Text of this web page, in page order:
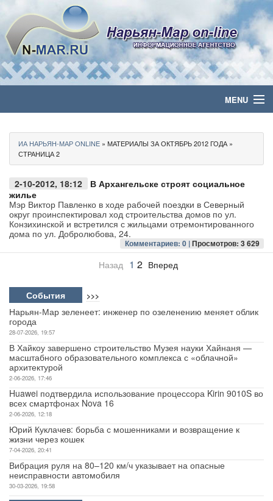
MENU
Политика
Бизнес
Общество
Культура
Авто
Спорт
Контакты
ИА НАРЬЯН-МАР ONLINE » МАТЕРИАЛЫ ЗА ОКТЯБРЬ 2012 ГОДА »
СТРАНИЦА 2
2-10-2012, 18:12
В Архангельске строят социальное
жилье
Мэр Виктор Павленко в ходе рабочей поездки в Северный
округ проинспектировал ход строительства домов по ул.
Конзихинской и встретился с жильцами отремонтированного
дома по ул. Добролюбова, 24.
Комментариев: 0 |Просмотров: 3 629
Назад 1 2 Вперед
События >>>
Нарьян-Мар зеленеет: инженер по озеленению меняет облик
города
28-07-2026, 19:57
В Хайкоу завершено строительство Музея науки Хайнаня —
масштабного образовательного комплекса с «облачной»
архитектурой
2-06-2026, 17:46
Huawei подтвердила использование процессора Kirin 9010S во
всех смартфонах Nova 16
2-06-2026, 12:18
Юрий Куклачев: борьба с мошенниками и возвращение к
жизни через кошек
7-04-2026, 20:41
Вибрация руля на 80–120 км/ч указывает на опасные
неисправности автомобиля
30-03-2026, 19:58